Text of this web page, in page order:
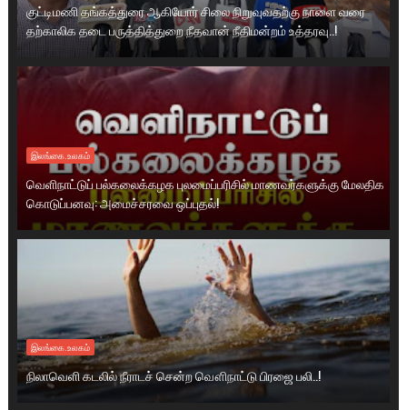
குட்டிமணி தங்கத்துரை ஆகியோர் சிலை நிறுவுவதற்கு நாளை வரை
தற்காலிக தடை பருத்தித்துறை நீதவான் நீதிமன்றம் உத்தரவு..!
இலங்கை.உலகம்
வெளிநாட்டுப் பல்கலைக்கழக புலமைப்பரிசில் மாணவர்களுக்கு மேலதிக
கொடுப்பனவு: அமைச்சரவை ஒப்புதல்!
இலங்கை.உலகம்
நிலாவெளி கடலில் நீராடச் சென்ற வௌிநாட்டு பிரஜை பலி..!